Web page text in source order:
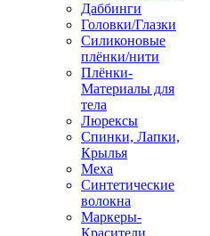
Даббинги
Головки/Глазки
Силиконовые
плёнки/нити
Плёнки-
Материалы для
тела
Люрексы
Спинки, Лапки,
Крылья
Меха
Синтетические
волокна
Маркеры-
Красители